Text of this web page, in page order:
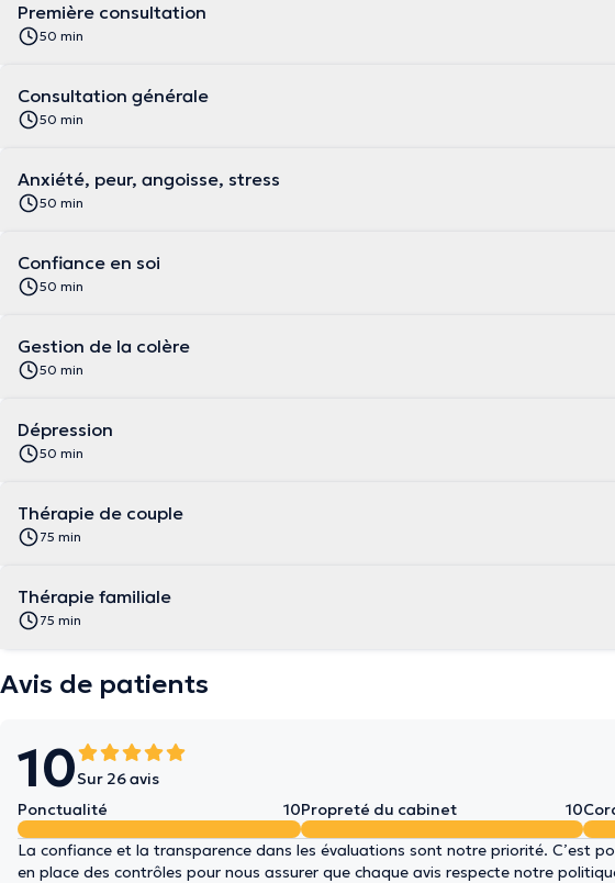
Première consultation
50 min
Consultation générale
50 min
Anxiété, peur, angoisse, stress
50 min
Confiance en soi
50 min
Gestion de la colère
50 min
Dépression
50 min
Thérapie de couple
75 min
Thérapie familiale
75 min
Avis de patients
10Sur 26 avis
Ponctualité
10Propreté du cabinet 10
La confiance et la transparence dans les évaluations sont notre priorité. C’est
en place des contrôles pour nous assurer que chaque avis respecte notre